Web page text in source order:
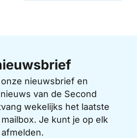
nieuwsbrief en
van de Second
wekelijks het laatste
Je kunt je op elk